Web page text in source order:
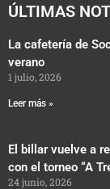
ÚLTIMAS
La cafetería de
verano
1 julio, 2026
Leer más »
El billar vuelve a
con el torneo “A
24 junio, 2026